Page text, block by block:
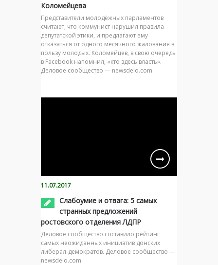
Коломейцева
Представители молодёжных парламентов
считают, что коммунист нарушил правила
депутатской этики, и предлагают ему
отказаться от одного месячного жалования в
пользу молодых. Коломейцев, в свою очередь
в Facebook напомнил, «кто здесь власть».
Деловое сообщество — newsdelo.com
11.07.2017
Слабоумие и отвага: 5 самых
странных предложений
ростовского отделения ЛДПР
Деловое сообщество составило рейтинг
самых неожиданных инициатив донских
либерал-демократов. Деловое сообщество —
newsdelo.com